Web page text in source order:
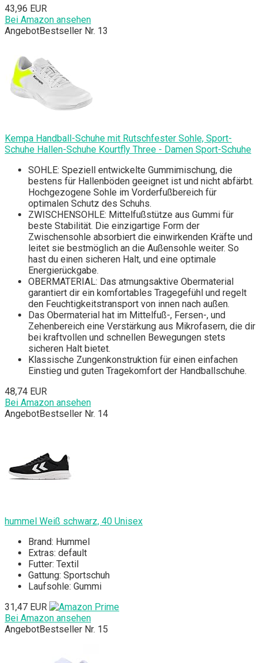
43,96 EUR
Bei Amazon ansehen
AngebotBestseller Nr. 13
Kempa Handball-Schuhe mit Rutschfester Sohle, Sport-
Schuhe Hallen-Schuhe Kourtfly Three - Damen Sport-Schuhe
SOHLE: Speziell entwickelte Gummimischung, die
bestens für Hallenböden geeignet ist und nicht abfärbt.
Hochgezogene Sohle im Vorderfußbereich für
optimalen Schutz des Schuhs.
ZWISCHENSOHLE: Mittelfußstütze aus Gummi für
beste Stabilität. Die einzigartige Form der
Zwischensohle absorbiert die einwirkenden Kräfte und
leitet sie bestmöglich an die Außensohle weiter. So
hast du einen sicheren Halt, und eine optimale
Energierückgabe.
OBERMATERIAL: Das atmungsaktive Obermaterial
garantiert dir ein komfortables Tragegefühl und regelt
den Feuchtigkeitstransport von innen nach außen.
Das Obermaterial hat im Mittelfuß-, Fersen-, und
Zehenbereich eine Verstärkung aus Mikrofasern, die dir
bei kraftvollen und schnellen Bewegungen stets
sicheren Halt bietet.
Klassische Zungenkonstruktion für einen einfachen
Einstieg und guten Tragekomfort der Handballschuhe.
48,74 EUR
Bei Amazon ansehen
AngebotBestseller Nr. 14
hummel Weiß schwarz, 40 Unisex
Brand: Hummel
Extras: default
Futter: Textil
Gattung: Sportschuh
Laufsohle: Gummi
31,47 EUR
Bei Amazon ansehen
AngebotBestseller Nr. 15